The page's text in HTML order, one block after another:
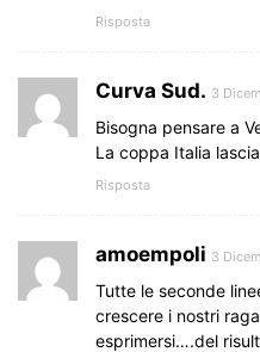
Risposta
Curva Sud. 3
Bisogna pensare a
La coppa Italia
Risposta
amoempoli 3
Tutte le seconde
crescere i nostri
esprimersi….del